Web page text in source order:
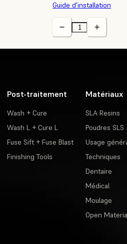
Guide d'installation
Post-traitement
Wash + Cure
Wash L + Cure L
Fuse Sift + Fuse Blast
Finishing Tools
Matériaux
SLA Resins
Poudres SLS
Usage
Techniques
Dentaire
Médical
Moulage
Open